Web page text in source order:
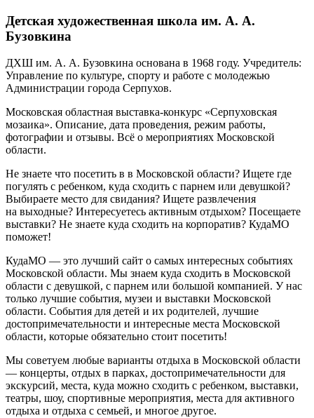
Детская художественная школа им. А. А.
Бузовкина
ДХШ им. А. А. Бузовкина основана в 1968 году. Учредитель:
Управление по культуре, спорту и работе с молодежью
Администрации города Серпухов.
Московская областная выставка-конкурс «Серпуховская
мозаика». Описание, дата проведения, режим работы,
фотографии и отзывы. Всё о мероприятиях Московской
области.
Не знаете что посетить в в Московской области? Ищете где
погулять с ребенком, куда сходить с парнем или девушкой?
Выбираете место для свидания? Ищете развлечения
на выходные? Интересуетесь активным отдыхом? Посещаете
выставки? Не знаете куда сходить на корпоратив? КудаМО
поможет!
КудаМО — это лучший сайт о самых интересных событиях
Московской области. Мы знаем куда сходить в Московской
области с девушкой, с парнем или большой компанией. У нас
только лучшие события, музеи и выставки Московской
области. События для детей и их родителей, лучшие
достопримечательности и интересные места Московской
области, которые обязательно стоит посетить!
Мы советуем любые варианты отдыха в Московской области
— концерты, отдых в парках, достопримечательности для
экскурсий, места, куда можно сходить с ребенком, выставки,
театры, шоу, спортивные мероприятия, места для активного
отдыха и отдыха с семьей, и многое другое.